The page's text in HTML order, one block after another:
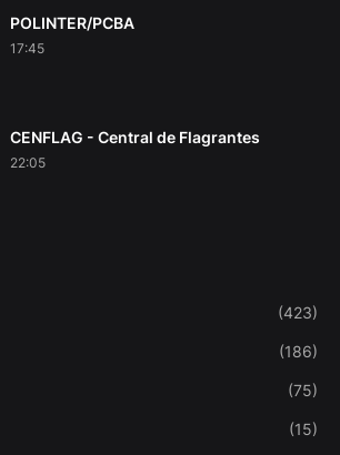
POLINTER/PCBA
17:45
CENFLAG - Central de Flagrantes
22:05
(423)
(186)
(75)
(15)